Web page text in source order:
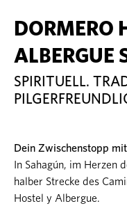
DORMERO
ALBERGUE
SPIRITUELL.
Dein Zwischenstopp
In Sahagún, im Herzen
halber Strecke des
Hostel y Albergue.